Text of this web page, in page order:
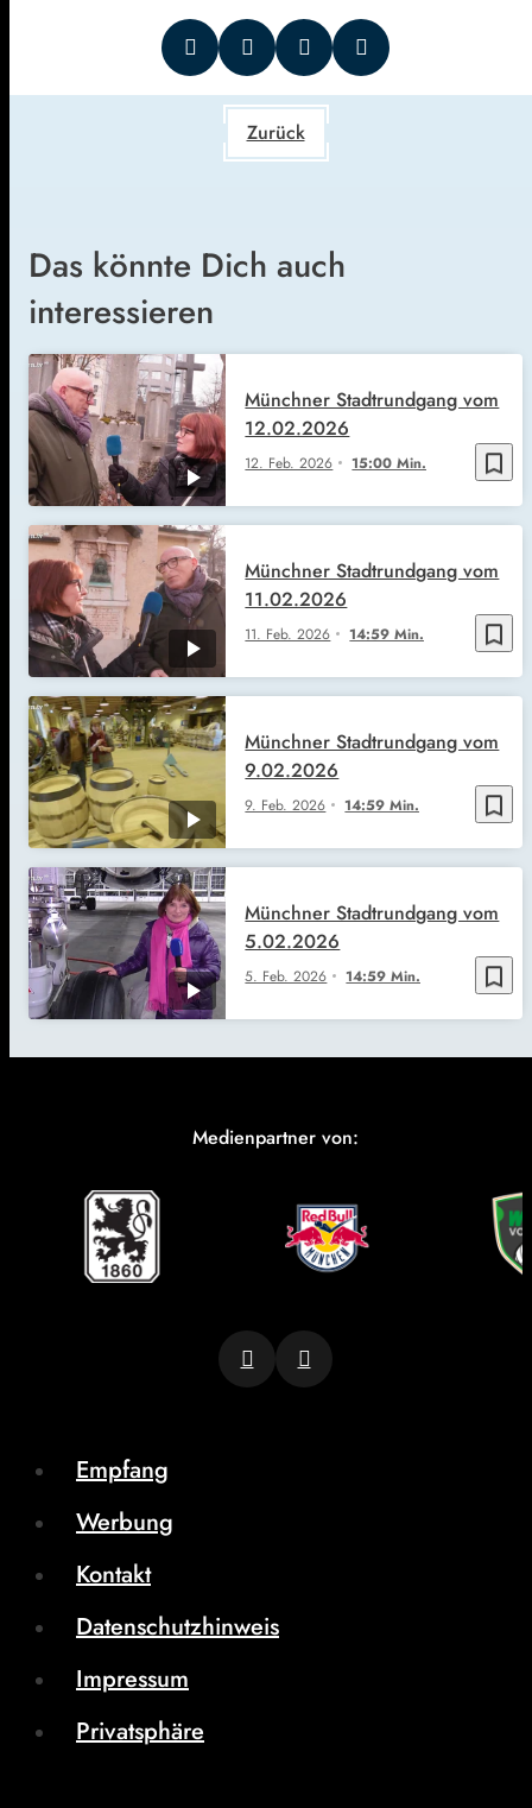
Zurück
Das könnte Dich auch
interessieren
bookmark_border
12. Feb. 2026 15:00 Min.
Münchner Stadtrundgang vom
12.02.2026
bookmark_border
11. Feb. 2026 14:59 Min.
Münchner Stadtrundgang vom
11.02.2026
bookmark_border
9. Feb. 2026 14:59 Min.
Münchner Stadtrundgang vom
9.02.2026
bookmark_border
5. Feb. 2026 14:59 Min.
Münchner Stadtrundgang vom
5.02.2026
Medienpartner von:
Empfang
Werbung
Kontakt
Datenschutzhinweis
Impressum
Privatsphäre